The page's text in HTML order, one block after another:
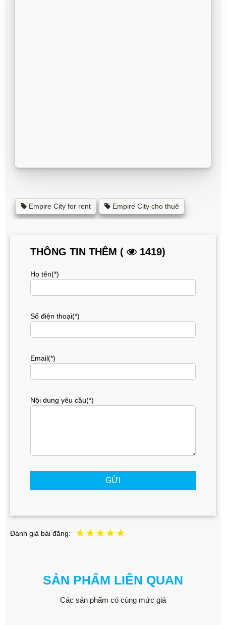
Empire City for rent Empire City cho thuê
THÔNG TIN THÊM ( 1419)
Họ tên(*)
Số điện thoại(*)
Email(*)
Nội dung yêu cầu(*)
GỬI
Đánh giá bài đăng:
SẢN PHẨM LIÊN QUAN
Các sản phẩm có cùng mức giá